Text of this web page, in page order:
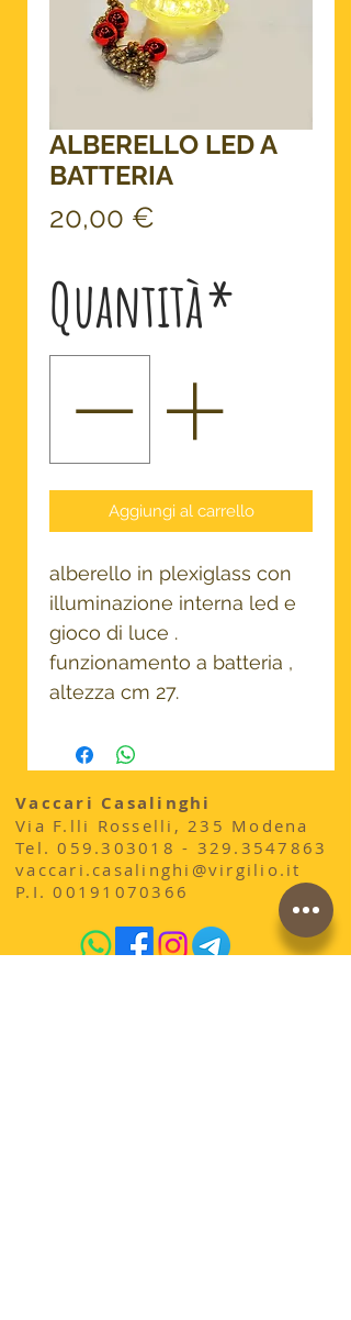
ALBERELLO LED A
BATTERIA
20,00 €
Quantità*
Aggiungi al carrello
alberello in plexiglass con
illuminazione interna led e
gioco di luce .
funzionamento a batteria ,
altezza cm 27.
Vaccari Casalinghi
Via F.lli Rosselli, 235 Modena
​Tel.059.303018 - 329 .3547863
vaccari.casalinghi@virgilio.it
P.I.00191070366